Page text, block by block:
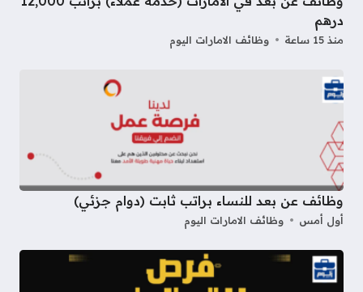
درهم
منذ 15 ساعة وظائف الامارات اليوم
وظائف عن بعد للنساء براتب ثابت (دوام جزئي)
أول أمس وظائف الامارات اليوم